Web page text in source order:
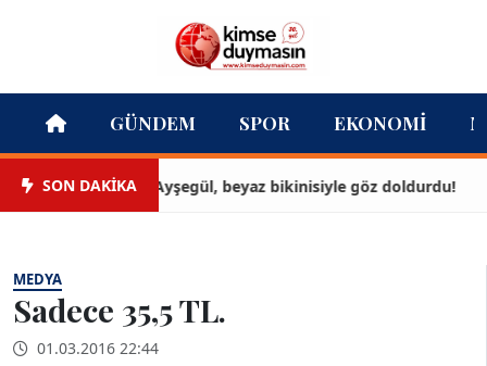
GÜNDEM SPOR EKONOMI
SON DAKİKAAyşegül, beyaz bikinisiyle göz doldurdu!
MEDYA
Sadece 35,5 TL.
01.03.2016 22:44